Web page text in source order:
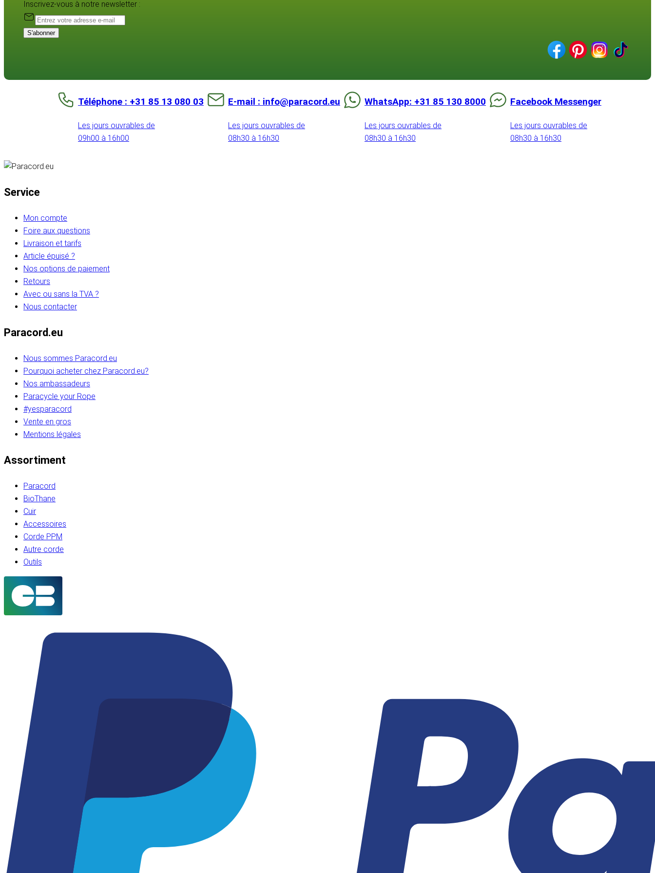
Inscrivez-vous à notre newsletter :
S'abonner
Téléphone : +31 85 13 080 03
Les jours ouvrables de
09h00 à 16h00
E-mail : info@paracord.eu
Les jours ouvrables de
08h30 à 16h30
WhatsApp: +31 85 130 8000
Les jours ouvrables de
08h30 à 16h30
Facebook Messenger
Les jours ouvrables de
08h30 à 16h30
Service
Mon compte
Foire aux questions
Livraison et tarifs
Article épuisé ?
Nos options de paiement
Retours
Avec ou sans la TVA ?
Nous contacter
Paracord.eu
Nous sommes Paracord.eu
Pourquoi acheter chez Paracord.eu?
Nos ambassadeurs
Paracycle your Rope
#yesparacord
Vente en gros
Mentions légales
Assortiment
Paracord
BioThane
Cuir
Accessoires
Corde PPM
Autre corde
Outils